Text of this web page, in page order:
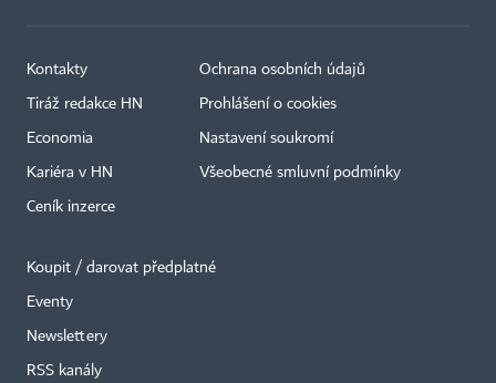
Kontakty
Tiráž redakce HN
Economia
Kariéra v HN
Ceník inzerce
Ochrana osobních údajů
Prohlášení o cookies
Nastavení soukromí
Všeobecné smluvní podmínky
Koupit / darovat předplatné
Eventy
Newslettery
RSS kanály